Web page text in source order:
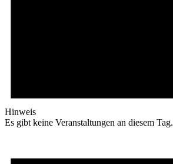
Hinweis
Es gibt keine Veranstaltungen an diesem Tag.